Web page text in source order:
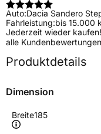
Auto:Dacia Sandero
Fahrleistung:bis 15.000
Jederzeit wieder
alle
Produktdetails
Dimension
Breite185